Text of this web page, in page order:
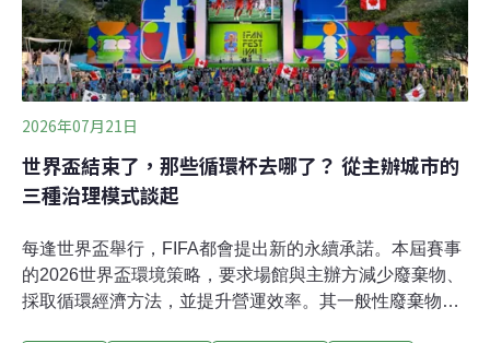
2026年07月21日
世界盃結束了，那些循環杯去哪了？ 從主辦城市的
三種治理模式談起
每逢世界盃舉行，FIFA都會提出新的永續承諾。本屆賽事
的2026世界盃環境策略，要求場館與主辦方減少廢棄物、
採取循環經濟方法，並提升營運效率。其一般性廢棄物政